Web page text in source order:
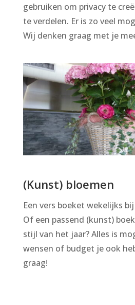
gebruiken om privacy te
te verdelen. Er is zo veel
Wij denken graag met je
(Kunst) bloemen
Een vers boeket wekelijks
Of een passend (kunst)
stijl van het jaar? Alles is
wensen of budget je ook
graag!